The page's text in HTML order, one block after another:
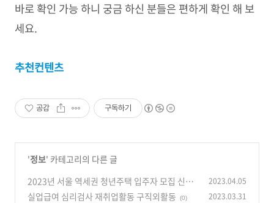
바로 확인 가능 하니 궁금 하신 분들은 편하게 확인 해 보
세요.
추천컨텐츠
공감 구독하기
'정보' 카테고리의 다른 글
2023년 서울 역세권 청년주택 입주자 모집 신청
방법(천호역 동묘앞역)
(0)
2023.04.05
실업급여 심리검사 재취업활동 구직외활동 (0) 2023.03.31